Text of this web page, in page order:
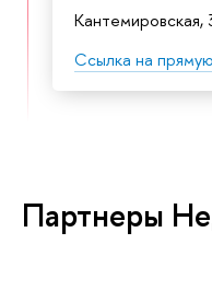
Кантемировская,
Ссылка на
Партнеры